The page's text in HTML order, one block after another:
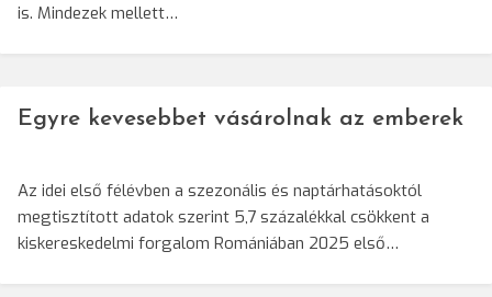
is. Mindezek mellett…
Egyre kevesebbet vásárolnak az emberek
Az idei első félévben a szezonális és naptárhatásoktól
megtisztított adatok szerint 5,7 százalékkal csökkent a
kiskereskedelmi forgalom Romániában 2025 első…